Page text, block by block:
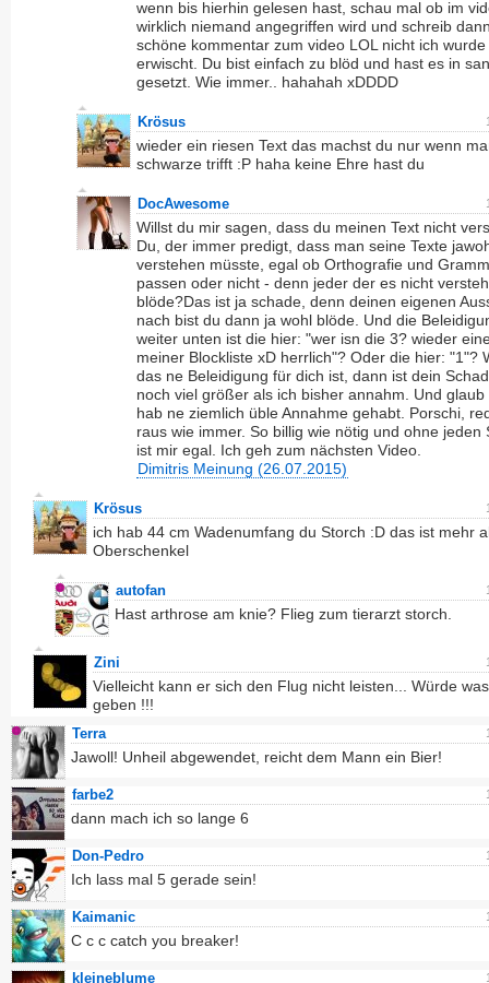
wenn bis hierhin gelesen hast, schau mal ob im
wirklich niemand angegriffen wird und schreib
schöne kommentar zum video LOL nicht ich wurde
erwischt. Du bist einfach zu blöd und hast es in
gesetzt. Wie immer.. hahahah xDDDD
Krösus
wieder ein riesen Text das machst du nur wenn
schwarze trifft :P haha keine Ehre hast du
DocAwesome
Willst du mir sagen, dass du meinen Text nicht
Du, der immer predigt, dass man seine Texte
verstehen müsste, egal ob Orthografie und
passen oder nicht - denn jeder der es nicht
blöde?Das ist ja schade, denn deinen eigenen
nach bist du dann ja wohl blöde. Und die
weiter unten ist die hier: "wer isn die 3? wieder
meiner Blockliste xD herrlich"? Oder die hier: "1"?
das ne Beleidigung für dich ist, dann ist dein
noch viel größer als ich bisher annahm. Und glaub
hab ne ziemlich üble Annahme gehabt. Porschi,
raus wie immer. So billig wie nötig und ohne jeden
ist mir egal. Ich geh zum nächsten Video.
Dimitris Meinung (26.07.2015)
Krösus
ich hab 44 cm Wadenumfang du Storch :D das ist mehr
Oberschenkel
autofan
Hast arthrose am knie? Flieg zum tierarzt storch.
Zini
Vielleicht kann er sich den Flug nicht leisten... Würde
geben !!!
Terra
Jawoll! Unheil abgewendet, reicht dem Mann ein Bier!
farbe2
dann mach ich so lange 6
Don-Pedro
Ich lass mal 5 gerade sein!
Kaimanic
C c c catch you breaker!
kleineblume